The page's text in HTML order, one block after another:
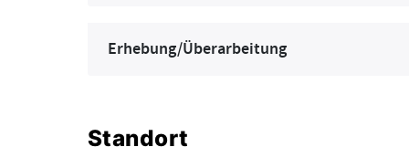
Erhebung/Überarbeitung
Standort